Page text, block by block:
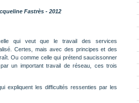
Fastrès - 2012
qui veut que le travail des services
Certes, mais avec des principes et des
Ou comme celle qui prétend saucissonner
un important travail de réseau, ces trois
expliquent les difficultés ressenties par les